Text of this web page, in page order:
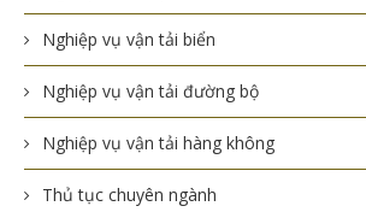
Nghiệp vụ vận tải biển
Nghiệp vụ vận tải đường bộ
Nghiệp vụ vận tải hàng không
Thủ tục chuyên ngành